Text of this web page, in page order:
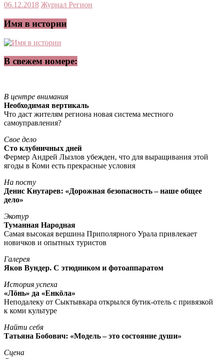
06.12.2018 Журнал Регион
Имя в истории
В свежем номере:
В центре внимания
Необходимая вертикаль
Что даст жителям региона новая система местного
самоуправления?
Свое дело
Сто клубничных дней
Фермер Андрей Лызлов убежден, что для выращивания этой
ягоды в Коми есть прекрасные условия
На посту
Денис Кнутарев: «Дорожная безопасность – наше общее
дело»
Экотур
Туманная Народная
Самая высокая вершина Приполярного Урала привлекает
новичков и опытных туристов
Галерея
Яков Вундер. С этюдником и фотоаппаратом
История успеха
«Лöнь» да «Енкöла»
Неподалеку от Сыктывкара открылся бутик-отель с привязкой
к коми культуре
Найти себя
Татьяна Бобович: «Модель – это состояние души»
Сцена